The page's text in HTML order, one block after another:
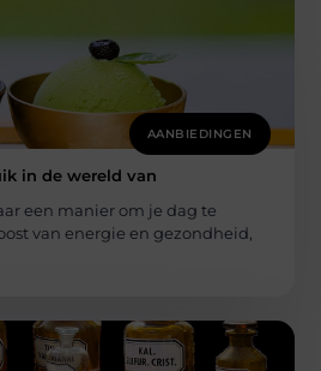
AANBIEDINGEN
in de wereld van
een manier om je dag te
van energie en gezondheid,